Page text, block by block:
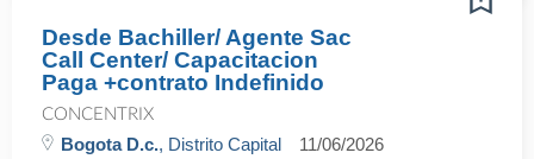
Desde Bachiller/ Agente Sac
Call Center/ Capacitacion
Paga +contrato Indefinido
CONCENTRIX
Bogota D.c., Distrito Capital 11/06/2026